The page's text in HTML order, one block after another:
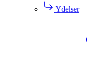
Ydelser